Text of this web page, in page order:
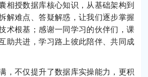
相授数据库核心知识，从基础架构到
解难点、答疑解惑，让我们逐步掌握
术根基；感谢一同学习的伙伴们，课
助共进，学习路上彼此陪伴、共同成
，不仅提升了数据库实操能力，更积